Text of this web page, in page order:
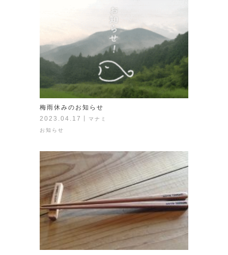
梅雨休みのお知らせ
2023.04.17
マナミ
お知らせ